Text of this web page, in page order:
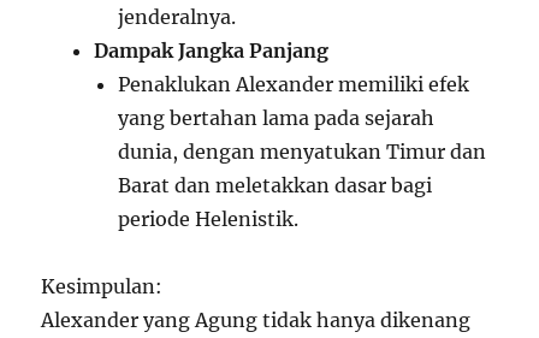
jenderalnya.
Dampak Jangka Panjang
Penaklukan Alexander memiliki efek
yang bertahan lama pada sejarah
dunia, dengan menyatukan Timur dan
Barat dan meletakkan dasar bagi
periode Helenistik.
Kesimpulan:
Alexander yang Agung tidak hanya dikenang